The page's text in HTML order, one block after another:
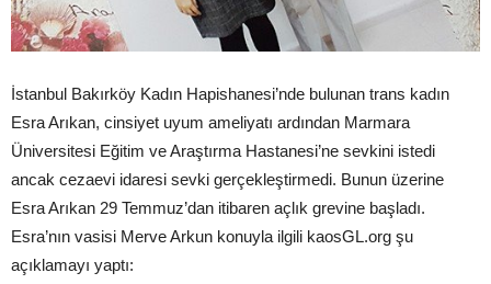
İstanbul Bakırköy Kadın Hapishanesi’nde bulunan trans kadın
Esra Arıkan, cinsiyet uyum ameliyatı ardından Marmara
Üniversitesi Eğitim ve Araştırma Hastanesi’ne sevkini istedi
ancak cezaevi idaresi sevki gerçekleştirmedi. Bunun üzerine
Esra Arıkan 29 Temmuz’dan itibaren açlık grevine başladı.
Esra’nın vasisi Merve Arkun konuyla ilgili kaosGL.org şu
açıklamayı yaptı: